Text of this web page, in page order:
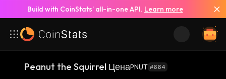
Build with CoinStats’ all-in-one API. Learn more
Peanut the Squirrel ЦенаPNUT #664